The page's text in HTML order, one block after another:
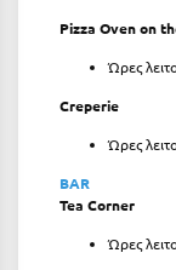
Ορεινή Αρκαδία
Πάλαιρος
Pizza Oven on
Ώρες
Creperie
Ώρες
BAR
Tea Corner
Ώρες